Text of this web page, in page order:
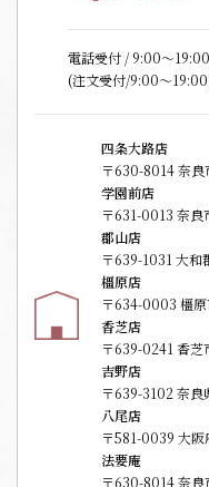
電話受付 / 9:00〜
(注文受付/9:00～
四条大路店
〒630-8014 奈
学園前店
〒631-0013 奈
郡山店
〒639-1031 大和
橿原店
〒634-0003 橿
香芝店
〒639-0241 香芝
吉野店
〒639-3102 奈良
八尾店
〒581-0039 大阪
法要庵
〒630-8014 奈